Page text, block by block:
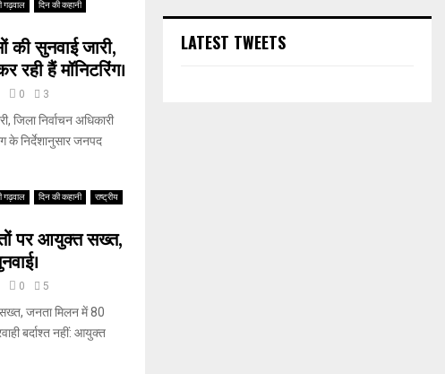
गढ़वाल
दिन की कहानी
सुनवाई जारी,
रही हैं मॉनिटरिंग।
0 3
निर्वाचन अधिकारी
के निर्देशानुसार जनपद
गढ़वाल दिन की कहानी
राष्ट्रीय
पर आयुक्त सख्त,
0 5
जनता मिलन में 80
बर्दाश्त नहीं: आयुक्त
LATEST TWEETS